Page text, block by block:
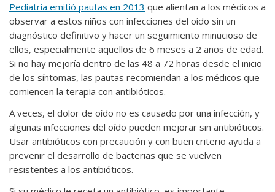
Pediatría emitió pautas en 2013 que alientan a los médicos a
observar a estos niños con infecciones del oído sin un
diagnóstico definitivo y hacer un seguimiento minucioso de
ellos, especialmente aquellos de 6 meses a 2 años de edad.
Si no hay mejoría dentro de las 48 a 72 horas desde el inicio
de los síntomas, las pautas recomiendan a los médicos que
comiencen la terapia con antibióticos.
A veces, el dolor de oído no es causado por una infección, y
algunas infecciones del oído pueden mejorar sin antibióticos.
Usar antibióticos con precaución y con buen criterio ayuda a
prevenir el desarrollo de bacterias que se vuelven
resistentes a los antibióticos.